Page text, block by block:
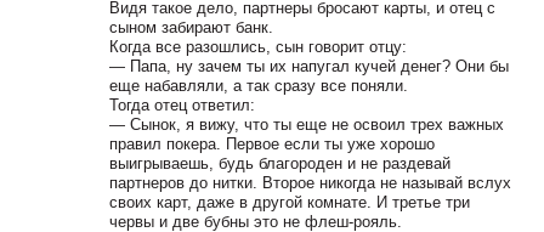
Видя такое дело, партнеры бросают карты, и отец с
сыном забирают банк.
Когда все разошлись, сын говорит отцу:
— Папа, ну зачем ты их напугал кучей денег? Они бы
еще набавляли, а так сразу все поняли.
Тогда отец ответил:
— Сынок, я вижу, что ты еще не освоил трех важных
правил покера. Первое если ты уже хорошо
выигрываешь, будь благороден и не раздевай
партнеров до нитки. Второе никогда не называй вслух
своих карт, даже в другой комнате. И третье три
червы и две бубны это не флеш-рояль.